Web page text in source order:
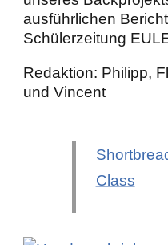
ausführlichen
Schülerzeitung
Redaktion: Philipp,
und Vincent
Class